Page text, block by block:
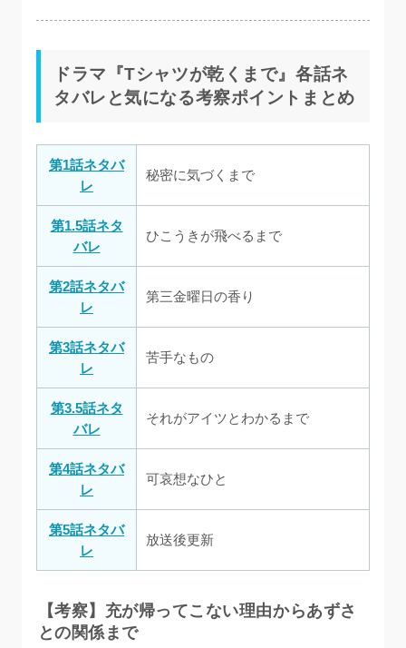
ドラマ『Tシャツが乾くまで』各話ネ
タバレと気になる考察ポイントまとめ
第1話ネタバ
レ
秘密に気づくまで
第1.5話ネタ
バレ
ひこうきが飛べるまで
第2話ネタバ
レ
第三金曜日の香り
第3話ネタバ
レ
苦手なもの
第3.5話ネタ
バレ
それがアイツとわかるまで
第4話ネタバ
レ
可哀想なひと
第5話ネタバ
レ
放送後更新
【考察】充が帰ってこない理由からあずさ
との関係まで